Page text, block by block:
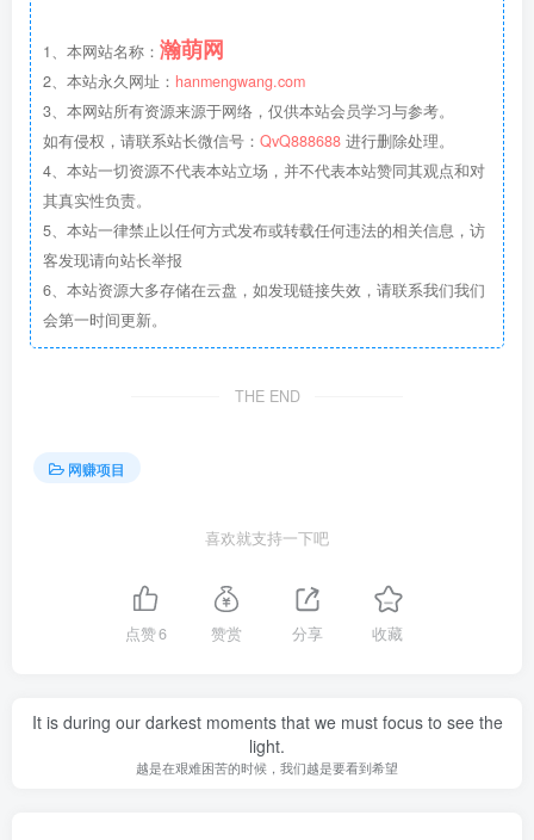
1、本网站名称： 瀚萌网
2、本站永久网址： hanmengwang.com
3、本网站所有资源来源于网络，仅供本站会员学习与参考。
如有侵权，请联系站长微信号： QvQ888688 进行删除处理。
4、本站一切资源不代表本站立场，并不代表本站赞同其观点和对
其真实性负责。
5、本站一律禁止以任何方式发布或转载任何违法的相关信息，访
客发现请向站长举报
6、本站资源大多存储在云盘，如发现链接失效，请联系我们我们
会第一时间更新。
THE END
网赚项目
喜欢就支持一下吧
点赞6 赞赏 分享 收藏
It is during our darkest moments that we must focus to see the
light.
越是在艰难困苦的时候，我们越是要看到希望